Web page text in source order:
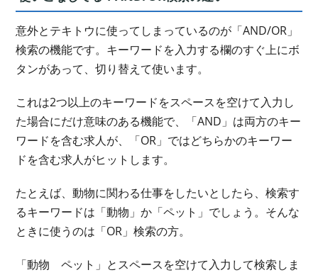
意外とテキトウに使ってしまっているのが「AND/OR」
検索の機能です。キーワードを入力する欄のすぐ上にボ
タンがあって、切り替えて使います。
これは2つ以上のキーワードをスペースを空けて入力し
た場合にだけ意味のある機能で、「AND」は両方のキー
ワードを含む求人が、「OR」ではどちらかのキーワー
ドを含む求人がヒットします。
たとえば、動物に関わる仕事をしたいとしたら、検索す
るキーワードは「動物」か「ペット」でしょう。そんな
ときに使うのは「OR」検索の方。
「動物 ペット」とスペースを空けて入力して検索しま